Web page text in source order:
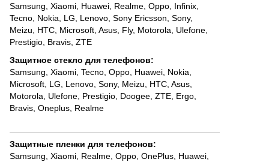
Samsung, Xiaomi, Huawei, Realme, Oppo, Infinix,
Tecno, Nokia, LG, Lenovo, Sony Ericsson, Sony,
Meizu, HTC, Microsoft, Asus, Fly, Motorola, Ulefone,
Prestigio, Bravis, ZTE
Защитное стекло для телефонов:
Samsung, Xiaomi, Tecno, Oppo, Huawei, Nokia,
Microsoft, LG, Lenovo, Sony, Meizu, HTC, Asus,
Motorola, Ulefone, Prestigio, Doogee, ZTE, Ergo,
Bravis, Oneplus, Realme
Защитные пленки для телефонов:
Samsung, Xiaomi, Realme, Oppo, OnePlus, Huawei,